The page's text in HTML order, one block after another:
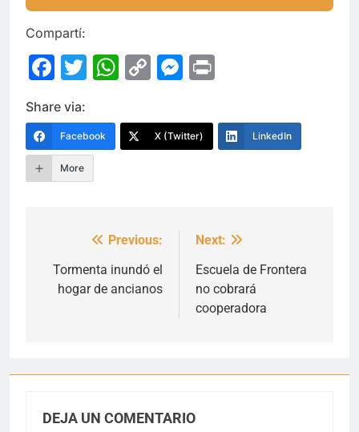
Compartí:
Facebook
Twitter
WhatsApp
CopyMessenger
Share via:
Facebook X (Twitter) LinkedIn
More
Navegación
de
entradas
Previous:
Tormenta inundó el
hogar de ancianos
Next:
Escuela de Frontera
no cobrará
cooperadora
DEJA UN COMENTARIO